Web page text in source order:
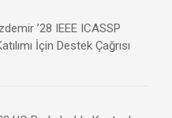
’28 IEEE ICASSP
İçin Destek Çağrısı